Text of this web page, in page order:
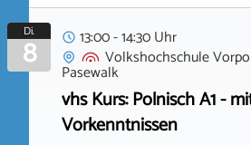
Di.
8
13:00 - 14:30 Uhr
Volkshochschule
Pasewalk
vhs Kurs: Polnisch A1 -
Vorkenntnissen